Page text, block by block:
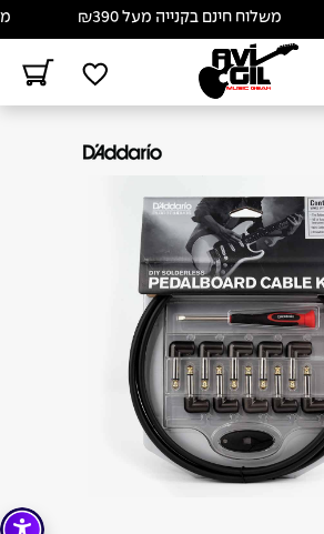
משלוח חינם בקנייה מעל ₪390